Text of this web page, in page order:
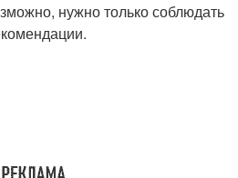
нужно только соблюдать